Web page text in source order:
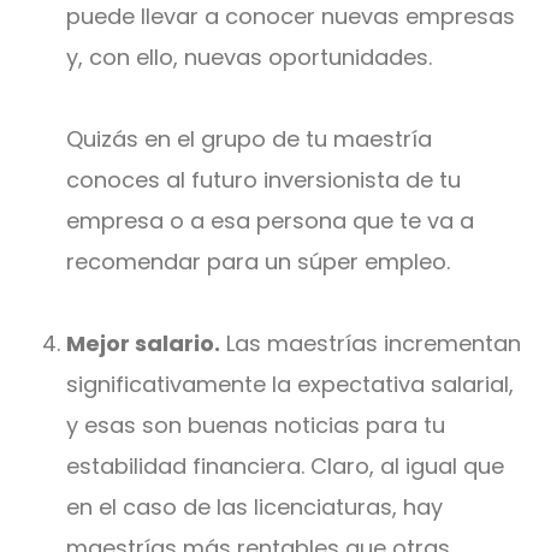
puede llevar a conocer nuevas empresas
y, con ello, nuevas oportunidades.
Quizás en el grupo de tu maestría
conoces al futuro inversionista de tu
empresa o a esa persona que te va a
recomendar para un súper empleo.
Mejor salario. Las maestrías incrementan
significativamente la expectativa salarial,
y esas son buenas noticias para tu
estabilidad financiera. Claro, al igual que
en el caso de las licenciaturas, hay